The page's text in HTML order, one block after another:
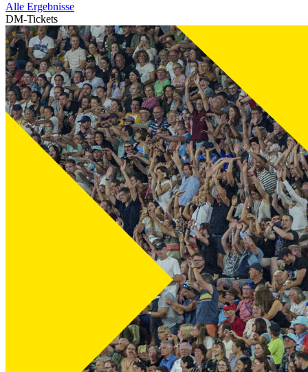
Alle Ergebnisse
DM-Tickets